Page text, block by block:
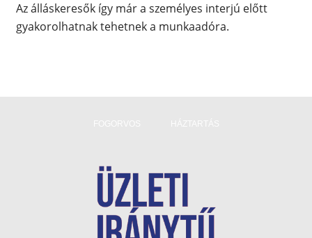
Az álláskeresők így már a személyes interjú előtt
gyakorolhatnak tehetnek a munkaadóra.